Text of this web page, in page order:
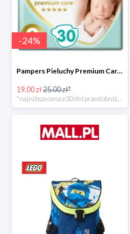
-24%
Pampers Pieluchy Premium Care 0 Newborn -24%
19.00 zł25.00 zł*
*najniższa cena z 30 dni przed obniżką